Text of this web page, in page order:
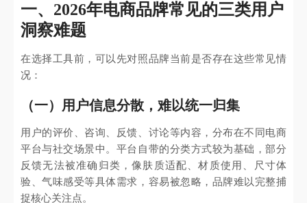
一、2026年电商品牌常见的三类用户
洞察难题
在选择工具前，可以先对照品牌当前是否存在这些常见情
况：
（一）用户信息分散，难以统一归集
用户的评价、咨询、反馈、讨论等内容，分布在不同电商
平台与社交场景中。平台自带的分类方式较为基础，部分
反馈无法被准确归类，像肤质适配、材质使用、尺寸体
验、气味感受等具体需求，容易被忽略，品牌难以完整捕
捉核心关注点。